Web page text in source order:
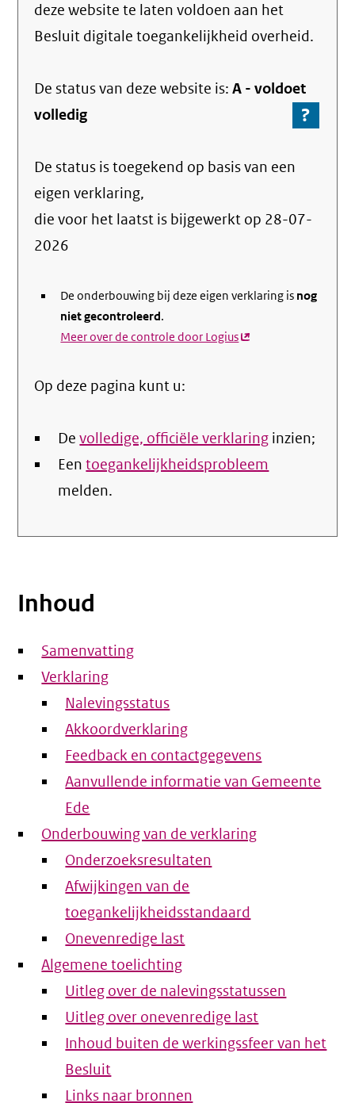
deze website te laten voldoen aan het
Besluit digitale toegankelijkheid overheid.
De status van dezewebsite is:A -voldoet
volledig
?
Ga
over
De status is toegekend op basis van een
eigen verklaring,
die voor het laatst is bijgewerkt op 28-07-
2026
De onderbouwing bij deze eigen verklaring is nog
niet gecontroleerd.
Meer over de controle door Logius(externe
Op deze pagina kunt u:
Devolledige, officiële verklaring inzien;
Eentoegankelijkheidsprobleem
melden.
Inhoud
Samenvatting
Verklaring
Nalevingsstatus
Akkoordverklaring
Feedback en contactgegevens
Aanvullende informatie van Gemeente
Ede
Onderbouwing van de verklaring
Onderzoeksresultaten
Afwijkingen van de
toegankelijkheidsstandaard
Onevenredige last
Algemene toelichting
Uitleg over de nalevingsstatussen
Uitleg over onevenredige last
Inhoud buiten de werkingssfeer van het
Besluit
Links naar bronnen